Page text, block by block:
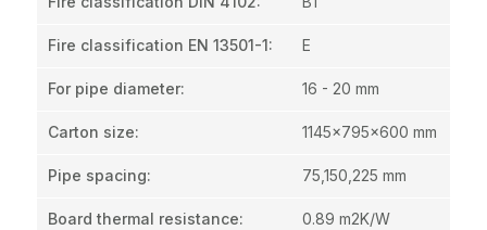
Fire classification EN 13501-1: E
For pipe diameter: 16 - 20 mm
Carton size: 1145x795x600 mm
Pipe spacing: 75,150,225 mm
Board thermal resistance: 0.89 m2K/W